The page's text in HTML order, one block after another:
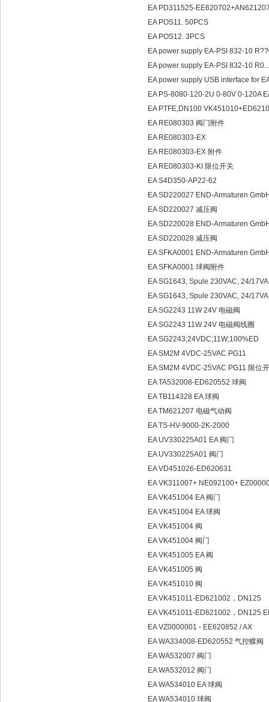
EA PD311525-
EA POS11. 50PCS
EA POS12. 3PCS
EA power supply EA-PSI 832-10
EA power supply EA-PSI 832-10
EA power supply USB interface for
EA PS-8080-120-2U 0-80V 0-120A
EA PTFE,DN100
EA RE080303 阀门附件
EA RE080303-EX
EA RE080303-EX 附件
EA RE080303-KI 限位开关
EA S4D350-AP22-62
EA SD220027 END-Armaturen
EA SD220027 减压阀
EA SD220028 END-Armaturen
EA SD220028 减压阀
EA SFKA0001 END-Armaturen
EA SFKA0001 球阀附件
EA SG1643, Spule 230VAC, 24/
EA SG1643, Spule 230VAC, 24/
EA SG2243 11W 24V 电磁阀
EA SG2243 11W 24V 电磁阀线圈
EA SG2243;24VDC;11W;100%ED
EA SM2M 4VDC-25VAC PG11
EA SM2M 4VDC-25VAC PG11 限位
EA TA532008-ED620552 球阀
EA TB114328 EA 球阀
EA TM621207 电磁气动阀
EA TS-HV-9000-2K-2000
EA UV330225A01 EA 阀门
EA UV330225A01 阀门
EA VD451026-ED620631
EA VK311007+ NE092100+
EA VK451004 EA 阀门
EA VK451004 EA 球阀
EA VK451004 阀
EA VK451004 阀门
EA VK451005 EA 阀
EA VK451005 阀
EA VK451010 阀
EA VK451011-ED621002，DN125
EA VK451011-ED621002，DN125
EA VZ0000001 - EE620852 / AX
EA WA334008-ED620552 气控蝶阀
EA WA532007 阀门
EA WA532012 阀门
EA WA534010 EA 球阀
EA WA534010 球阀